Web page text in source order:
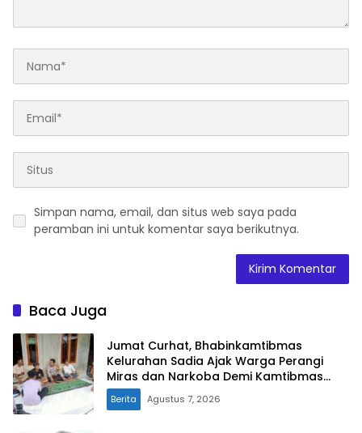
Simpan nama, email, dan situs web saya pada
peramban ini untuk komentar saya berikutnya.
Baca Juga
Jumat Curhat, Bhabinkamtibmas
Kelurahan Sadia Ajak Warga Perangi
Miras dan Narkoba Demi Kamtibmas
Kondusif
Berita Agustus 7, 2026